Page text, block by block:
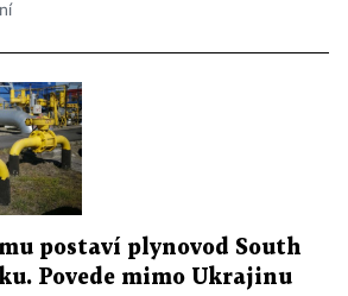
postaví plynovod South
Povede mimo Ukrajinu